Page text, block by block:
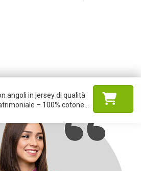
angoli in jersey di qualità
– 100% cotone...